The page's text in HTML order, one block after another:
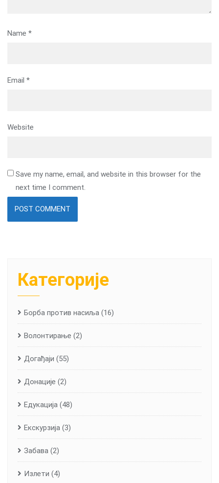
Name *
Email *
Website
Save my name, email, and website in this browser for the
next time I comment.
Категорије
Борба против насиља (16)
Волонтирање (2)
Догађаји (55)
Донације (2)
Едукација (48)
Екскурзија (3)
Забава (2)
Излети (4)